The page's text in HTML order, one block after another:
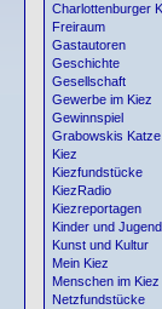
Charlottenburger
Freiraum
Gastautoren
Geschichte
Gesellschaft
Gewerbe im Kiez
Gewinnspiel
Grabowskis Katze
Kiez
Kiezfundstücke
KiezRadio
Kiezreportagen
Kinder und
Kunst und Kultur
Mein Kiez
Menschen im Kiez
Netzfundstücke